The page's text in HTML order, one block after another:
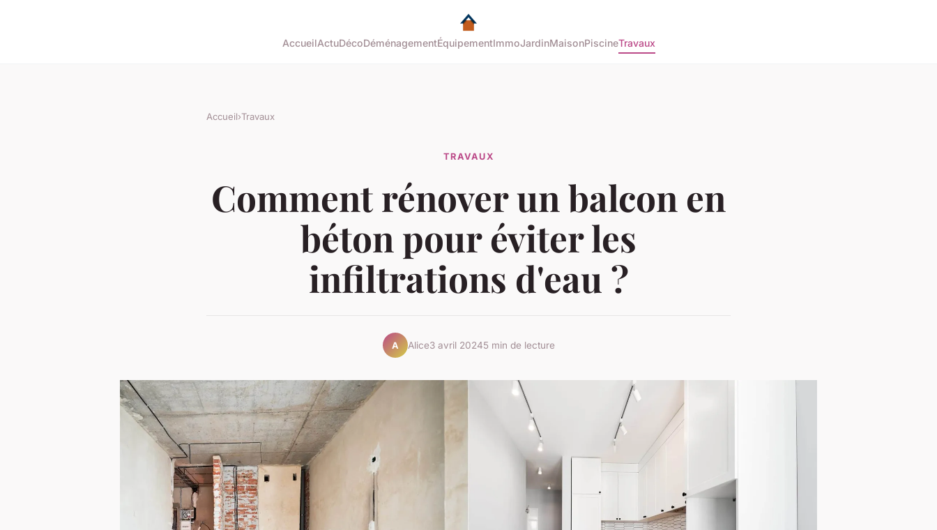
AccueilActuDécoDéménagementÉquipementImmoJardinMaisonPiscineTravaux
Accueil›Travaux
TRAVAUX
Comment rénover un balcon en
béton pour éviter les
infiltrations d'eau ?
A Alice3 avril 20245 min de lecture